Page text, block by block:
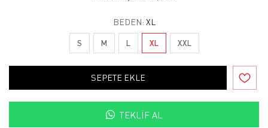
BEDEN: XL
S M L XL XXL
SEPETE EKLE
TEKLIF AL